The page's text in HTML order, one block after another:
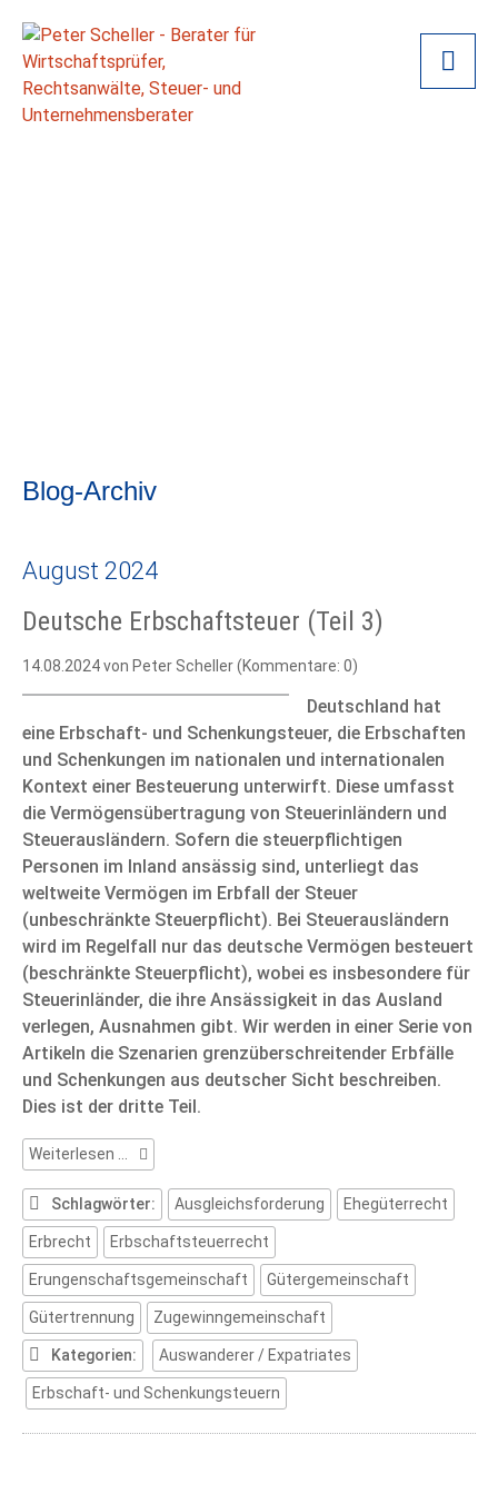
Blog-Archiv
August 2024
Deutsche Erbschaftsteuer (Teil 3)
14.08.2024von Peter Scheller (Kommentare: 0)
Deutschland hat
eine Erbschaft- und Schenkungsteuer, die Erbschaften
und Schenkungen im nationalen und internationalen
Kontext einer Besteuerung unterwirft. Diese umfasst
die Vermögensübertragung von Steuerinländern und
Steuerausländern. Sofern die steuerpflichtigen
Personen im Inland ansässig sind, unterliegt das
weltweite Vermögen im Erbfall der Steuer
(unbeschränkte Steuerpflicht). Bei Steuerausländern
wird im Regelfall nur das deutsche Vermögen besteuert
(beschränkte Steuerpflicht), wobei es insbesondere für
Steuerinländer, die ihre Ansässigkeit in das Ausland
verlegen, Ausnahmen gibt. Wir werden in einer Serie von
Artikeln die Szenarien grenzüberschreitender Erbfälle
und Schenkungen aus deutscher Sicht beschreiben.
Dies ist der dritte Teil.
Weiterlesen …
Deutsche
Erbschaftsteuer
(Teil
3)
Schlagwörter: Ausgleichsforderung Ehegüterrecht
Erbrecht Erbschaftsteuerrecht
Erungenschaftsgemeinschaft Gütergemeinschaft
Gütertrennung Zugewinngemeinschaft
Kategorien: Auswanderer / Expatriates
Erbschaft- und Schenkungsteuern